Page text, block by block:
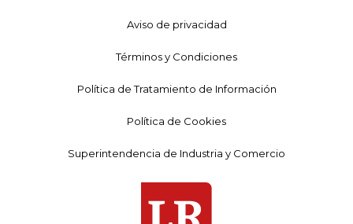
Aviso de privacidad
Términos y Condiciones
Política de Tratamiento de Información
Política de Cookies
Superintendencia de Industria y Comercio